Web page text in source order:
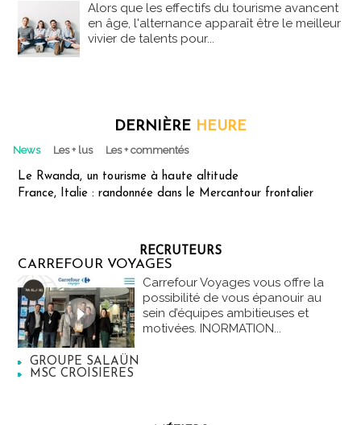
Alors que les effectifs du tourisme avancent
en âge, l'alternance apparaît être le meilleur
vivier de talents pour...
DERNIÈRE HEURE
News Les + lus Les + commentés
Le Rwanda, un tourisme à haute altitude
France, Italie : randonnée dans le Mercantour frontalier
RECRUTEURS
CARREFOUR VOYAGES
Carrefour Voyages vous offre la
possibilité de vous épanouir au
sein d’équipes ambitieuses et
motivées. INORMATION...
GROUPE SALAÜN
MSC CROISIERES